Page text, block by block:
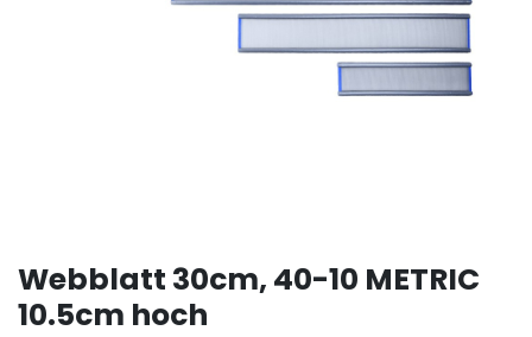
Webblatt 30cm, 40-10 METRIC
10.5cm hoch